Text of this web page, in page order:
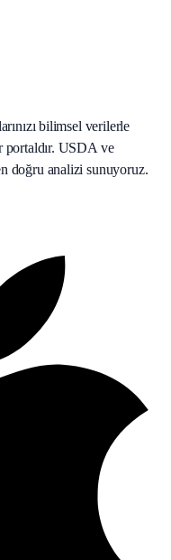
bilimsel verilerle
portaldır. USDA ve
doğru analizi sunuyoruz.